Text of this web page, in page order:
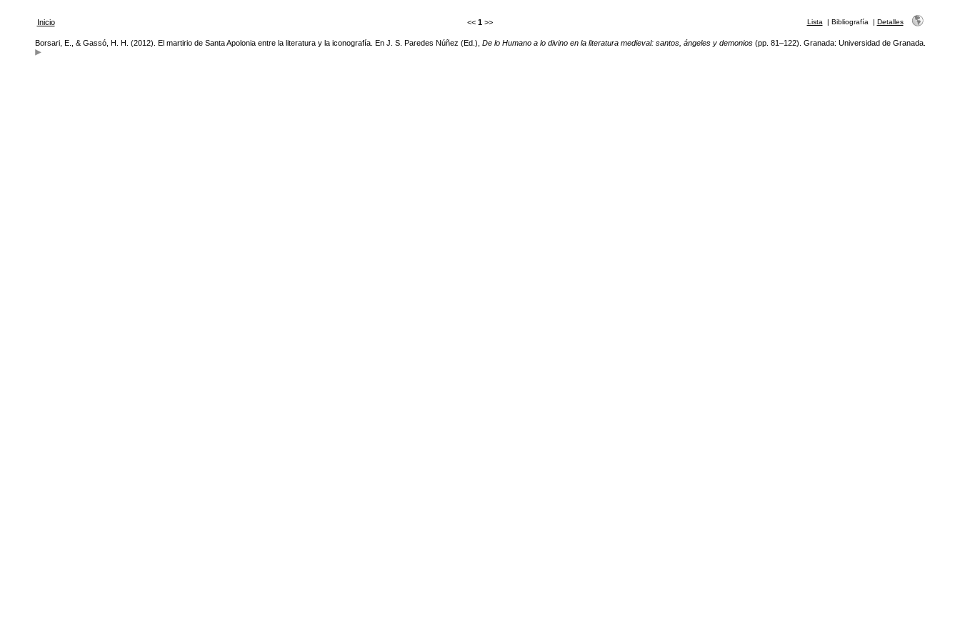
Inicio << 1 >> Lista | Bibliografía | Detalles
Borsari, E., & Gassó, H. H. (2012). El martirio de Santa Apolonia entre la literatura y la iconografía. En J. S. Paredes Núñez (Ed.), De lo Humano a lo divino en la literatura medieval: santos, ángeles y demonios(pp. 81–122). Granada: Universidad de Granada.